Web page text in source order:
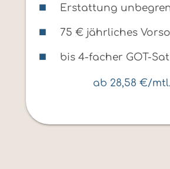
Erstattung
75 € jährliches
bis 4-facher GOT-
ab 28,58 €/mtl.